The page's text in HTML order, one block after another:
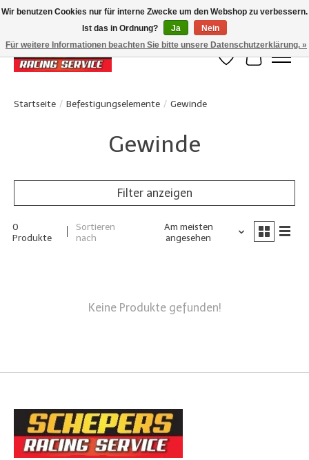
Klanten beoordelen ons met een 4,8/5 op Google reviews
Wunschzettel
Ihr
Startseite / Befestigungselemente / Gewinde
Gewinde
Filter anzeigen
0
Produkte
Sortieren
nach
Am meisten
angesehen
Keine Produkte gefunden!
Wir benutzen Cookies nur für interne Zwecke um den Webshop zu verbessern.
Ist das in Ordnung?
Ja
Nein
Für weitere Informationen beachten Sie bitte unsere Datenschutzerklärung. »